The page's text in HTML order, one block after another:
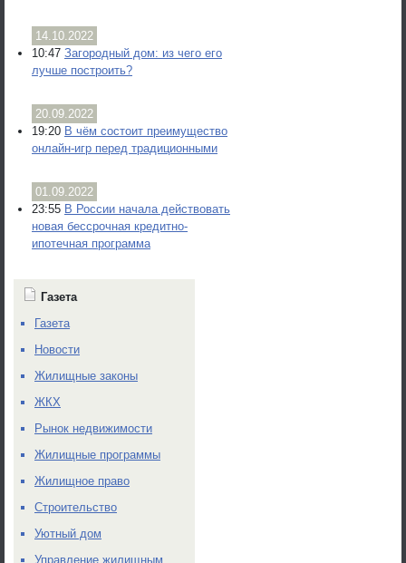
14.10.2022
10:47 Загородный дом: из чего его
лучше построить?
20.09.2022
19:20 В чём состоит преимущество
онлайн-игр перед традиционными
01.09.2022
23:55 В России начала действовать
новая бессрочная кредитно-
ипотечная программа
Газета
Газета
Новости
Жилищные законы
ЖКХ
Рынок недвижимости
Жилищные программы
Жилищное право
Строительство
Уютный дом
Управление жилищным